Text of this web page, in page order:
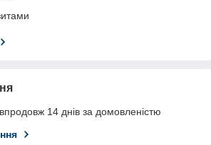
14 днів за домовленістю